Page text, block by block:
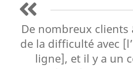
De nombreux clients
de la difficulté avec
ligne], et il y a un